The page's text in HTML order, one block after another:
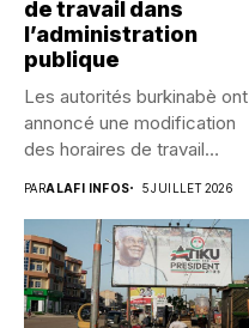
de travail dans
l’administration
publique
Les autorités burkinabè ont
annoncé une modification
des horaires de travail
PARALAFI INFOS 5 JUILLET 2026